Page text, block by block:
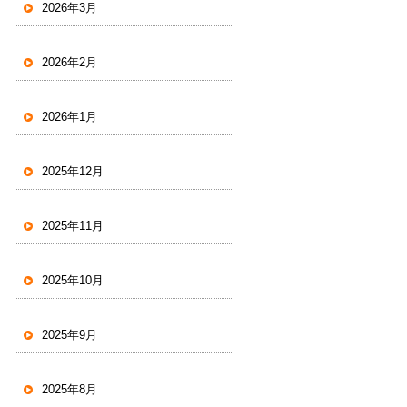
2026年3月
2026年2月
2026年1月
2025年12月
2025年11月
2025年10月
2025年9月
2025年8月